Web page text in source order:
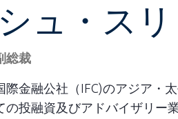
ュ・スリ
総裁
金融公社（IFC)のアジア・
の投融資及びアドバイザリー